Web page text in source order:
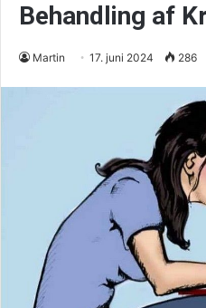
Behandling af
Martin 17. juni 2024 286